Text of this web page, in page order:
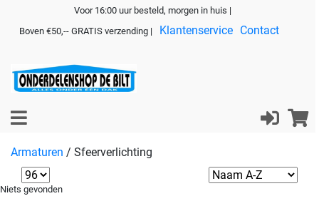
Voor 16:00 uur besteld, morgen in huis |
Boven €50,-- GRATIS verzending |
Klantenservice Contact
Armaturen / Sfeerverlichting
Niets gevonden